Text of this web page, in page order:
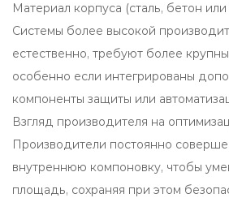
Материал корпуса (сталь, бетон
Системы более высокой
естественно, требуют более
особенно если интегрированы
компоненты защиты или
Взгляд производителя на
Производители постоянно
внутреннюю компоновку, чтобы
площадь, сохраняя при этом